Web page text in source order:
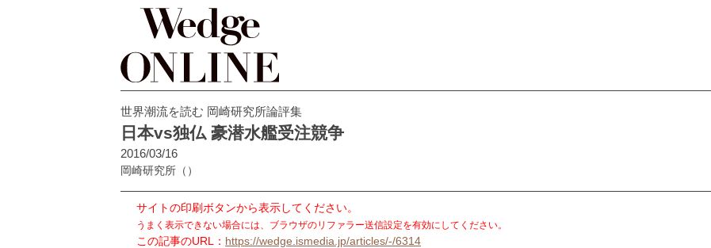
世界潮流を読む 岡崎研究所論評集
日本vs独仏 豪潜水艦受注競争
2016/03/16
岡崎研究所 （）
サイトの印刷ボタンから表示してください。
うまく表示できない場合には、ブラウザのリファラー送信設定を有効にしてください。
この記事のURL： https://wedge.ismedia.jp/articles/-/6314